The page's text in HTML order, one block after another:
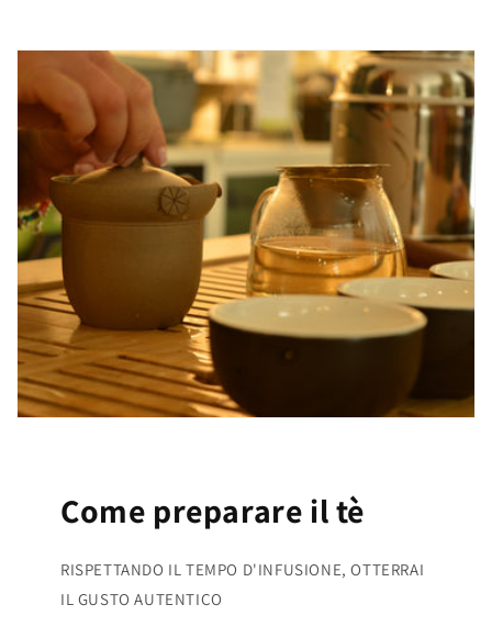
Come preparare il tè
RISPETTANDO IL TEMPO D'INFUSIONE, OTTERRAI
IL GUSTO AUTENTICO